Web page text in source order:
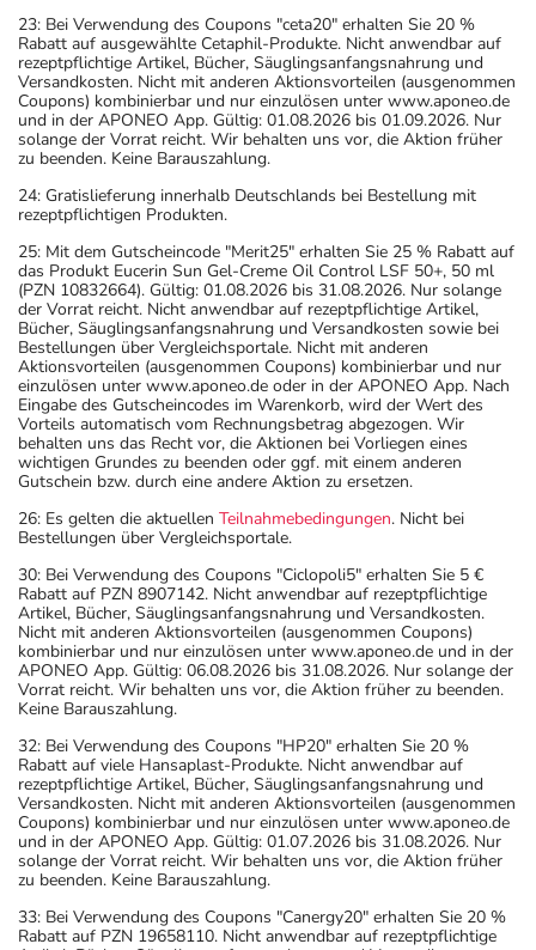
23: Bei Verwendung des Coupons "ceta20" erhalten Sie 20 %
Rabatt auf ausgewählte Cetaphil-Produkte. Nicht anwendbar auf
rezeptpflichtige Artikel, Bücher, Säuglingsanfangsnahrung und
Versandkosten. Nicht mit anderen Aktionsvorteilen (ausgenommen
Coupons) kombinierbar und nur einzulösen unter www.aponeo.de
und in der APONEO App. Gültig: 01.08.2026 bis 01.09.2026. Nur
solange der Vorrat reicht. Wir behalten uns vor, die Aktion früher
zu beenden. Keine Barauszahlung.
24: Gratislieferung innerhalb Deutschlands bei Bestellung mit
rezeptpflichtigen Produkten.
25: Mit dem Gutscheincode "Merit25" erhalten Sie 25 % Rabatt auf
das Produkt Eucerin Sun Gel-Creme Oil Control LSF 50+, 50 ml
(PZN 10832664). Gültig: 01.08.2026 bis 31.08.2026. Nur solange
der Vorrat reicht. Nicht anwendbar auf rezeptpflichtige Artikel,
Bücher, Säuglingsanfangsnahrung und Versandkosten sowie bei
Bestellungen über Vergleichsportale. Nicht mit anderen
Aktionsvorteilen (ausgenommen Coupons) kombinierbar und nur
einzulösen unter www.aponeo.de oder in der APONEO App. Nach
Eingabe des Gutscheincodes im Warenkorb, wird der Wert des
Vorteils automatisch vom Rechnungsbetrag abgezogen. Wir
behalten uns das Recht vor, die Aktionen bei Vorliegen eines
wichtigen Grundes zu beenden oder ggf. mit einem anderen
Gutschein bzw. durch eine andere Aktion zu ersetzen.
26: Es gelten die aktuellen Teilnahmebedingungen. Nicht bei
Bestellungen über Vergleichsportale.
30: Bei Verwendung des Coupons "Ciclopoli5" erhalten Sie 5 €
Rabatt auf PZN 8907142. Nicht anwendbar auf rezeptpflichtige
Artikel, Bücher, Säuglingsanfangsnahrung und Versandkosten.
Nicht mit anderen Aktionsvorteilen (ausgenommen Coupons)
kombinierbar und nur einzulösen unter www.aponeo.de und in der
APONEO App. Gültig: 06.08.2026 bis 31.08.2026. Nur solange der
Vorrat reicht. Wir behalten uns vor, die Aktion früher zu beenden.
Keine Barauszahlung.
32: Bei Verwendung des Coupons "HP20" erhalten Sie 20 %
Rabatt auf viele Hansaplast-Produkte. Nicht anwendbar auf
rezeptpflichtige Artikel, Bücher, Säuglingsanfangsnahrung und
Versandkosten. Nicht mit anderen Aktionsvorteilen (ausgenommen
Coupons) kombinierbar und nur einzulösen unter www.aponeo.de
und in der APONEO App. Gültig: 01.07.2026 bis 31.08.2026. Nur
solange der Vorrat reicht. Wir behalten uns vor, die Aktion früher
zu beenden. Keine Barauszahlung.
33: Bei Verwendung des Coupons "Canergy20" erhalten Sie 20 %
Rabatt auf PZN 19658110. Nicht anwendbar auf rezeptpflichtige